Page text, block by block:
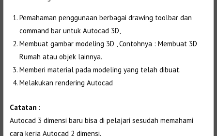
Pemahaman penggunaan berbagai drawing toolbar dan
command bar untuk Autocad 3D,
Membuat gambar modeling 3D , Contohnya : Membuat 3D
Rumah atau objek lainnya.
Memberi material pada modeling yang telah dibuat.
Melakukan rendering Autocad
Catatan :
Autocad 3 dimensi baru bisa di pelajari sesudah memahami
cara kerja Autocad 2 dimensi.